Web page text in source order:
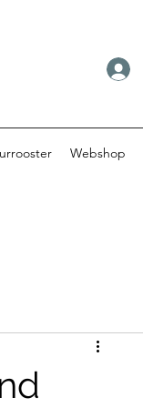
Webshop
2024